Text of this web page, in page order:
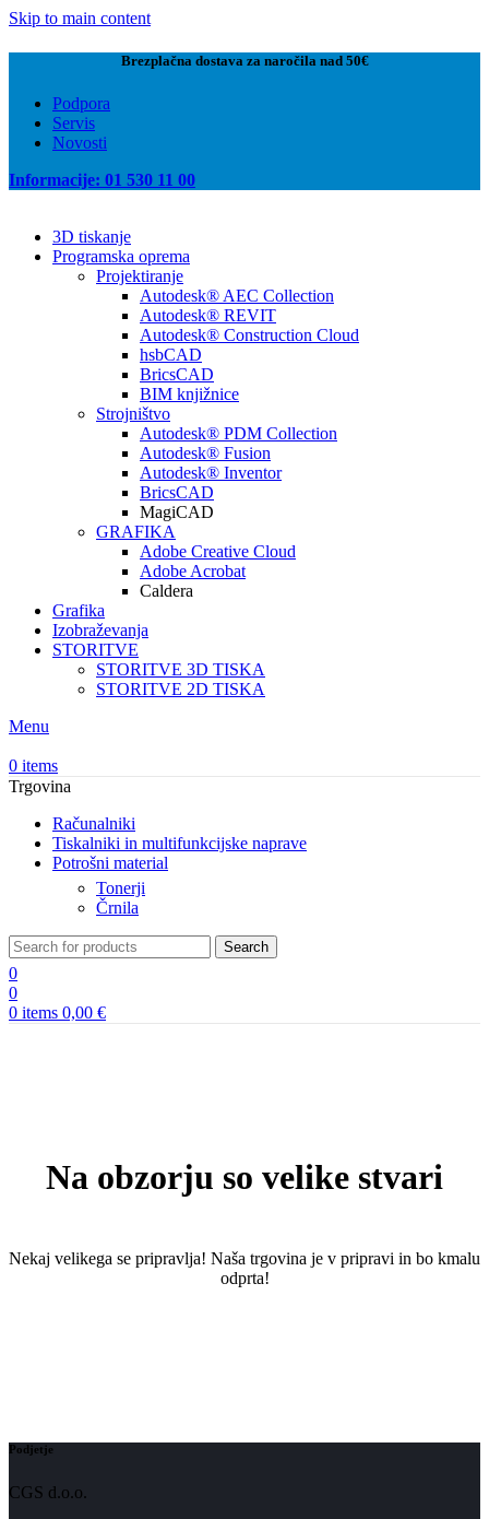
Skip to main content
Brezplačna dostava za naročila nad 50€
Podpora
Servis
Novosti
Informacije: 01 530 11 00
3D tiskanje
Programska oprema
Projektiranje
Autodesk® AEC Collection
Autodesk® REVIT
Autodesk® Construction Cloud
hsbCAD
BricsCAD
BIM knjižnice
Strojništvo
Autodesk® PDM Collection
Autodesk® Fusion
Autodesk® Inventor
BricsCAD
MagiCAD
GRAFIKA
Adobe Creative Cloud
Adobe Acrobat
Caldera
Grafika
Izobraževanja
STORITVE
STORITVE 3D TISKA
STORITVE 2D TISKA
Menu
0 items
Trgovina
Računalniki
Tiskalniki in multifunkcijske naprave
Potrošni material
Tonerji
Črnila
Search
0
0
0 items 0,00 €
Na obzorju so velike stvari
Nekaj ​​velikega se pripravlja! Naša trgovina je v pripravi in ​​bo kmalu
odprta!
Podjetje
CGS d.o.o.